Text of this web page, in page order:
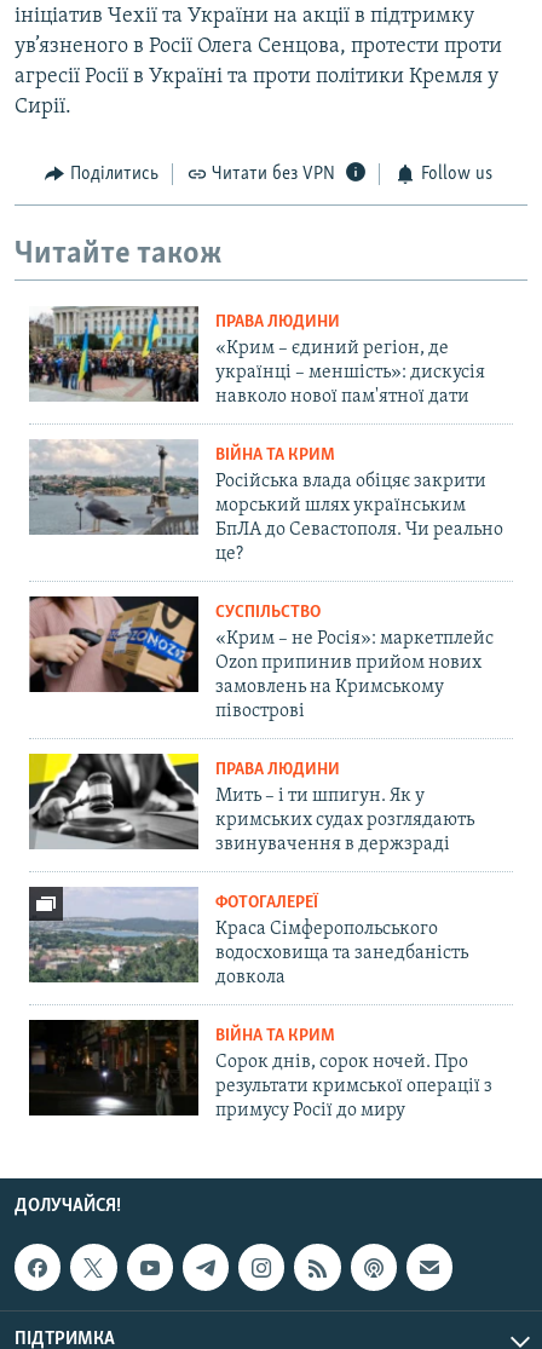
ініціатив Чехії та України на акції в підтримку
ув’язненого в Росії Олега Сенцова, протести проти
агресії Росії в Україні та проти політики Кремля у
Сирії.
Поділитись Читати без VPN Follow us
Читайте також
ПРАВА ЛЮДИНИ
«Крим – єдиний регіон, де
українці – меншість»: дискусія
навколо нової пам'ятної дати
ВІЙНА ТА КРИМ
Російська влада обіцяє закрити
морський шлях українським
БпЛА до Севастополя. Чи реально
це?
СУСПІЛЬСТВО
«Крим – не Росія»: маркетплейс
Ozon припинив прийом нових
замовлень на Кримському
півострові
ПРАВА ЛЮДИНИ
Мить – і ти шпигун. Як у
кримських судах розглядають
звинувачення в держзраді
ФОТОГАЛЕРЕЇ
Краса Сімферопольського
водосховища та занедбаність
довкола
ВІЙНА ТА КРИМ
Сорок днів, сорок ночей. Про
результати кримської операції з
примусу Росії до миру
ДОЛУЧАЙСЯ!
ПІДТРИМКА